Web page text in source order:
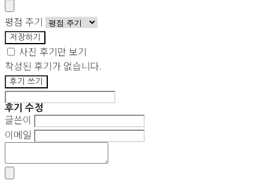
평점 주기
저장하기
사진 후기만 보기
작성된 후기가 없습니다.
후기 쓰기
후기 수정
글쓴이
이메일